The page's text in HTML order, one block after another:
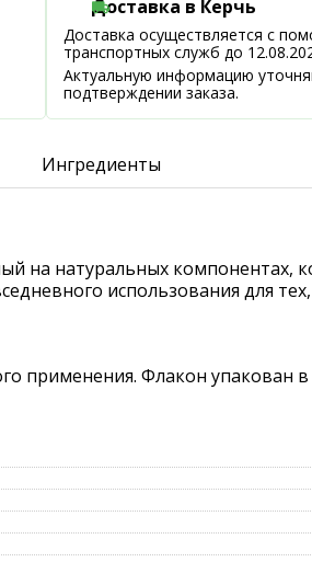
Доставка в Керчь
Доставка осуществляется с
транспортных служб до
Актуальную информацию
подтверждении заказа.
Ингредиенты
на натуральных компонентах,
использования для
применения. Флакон упакован